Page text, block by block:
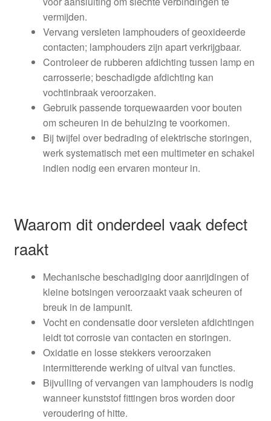
vermijden.
Vervang versleten lamphouders of geoxideerde
contacten; lamphouders zijn apart verkrijgbaar.
Controleer de rubberen afdichting tussen lamp en
carrosserie; beschadigde afdichting kan
vochtinbraak veroorzaken.
Gebruik passende torquewaarden voor bouten
om scheuren in de behuizing te voorkomen.
Bij twijfel over bedrading of elektrische storingen,
werk systematisch met een multimeter en schakel
indien nodig een ervaren monteur in.
Waarom dit onderdeel vaak defect
raakt
Mechanische beschadiging door aanrijdingen of
kleine botsingen veroorzaakt vaak scheuren of
breuk in de lampunit.
Vocht en condensatie door versleten afdichtingen
leidt tot corrosie van contacten en storingen.
Oxidatie en losse stekkers veroorzaken
intermitterende werking of uitval van functies.
Bijvulling of vervangen van lamphouders is nodig
wanneer kunststof fittingen bros worden door
veroudering of hitte.